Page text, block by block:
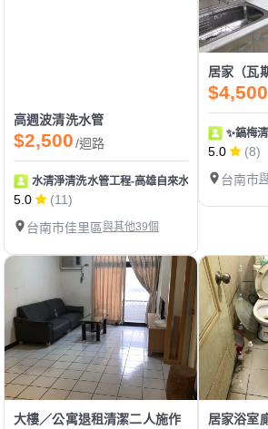
高週波清洗水管
$2,500/迴路
水清淨清洗水管工程-高雄自來水管清洗/高雄水
5.0
(11)
台南市佳里區與其他39個
$4,500
✨鎬梅
5.0
(8)
台南市
大樓／公寓退租清潔二人施作